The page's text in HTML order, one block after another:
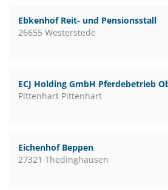
Ebkenhof Reit- und Pensionsstall
26655 Westerstede
ECJ Holding GmbH Pferdebetrieb
Pittenhart Pittenhart
Eichenhof Beppen
27321 Thedinghausen